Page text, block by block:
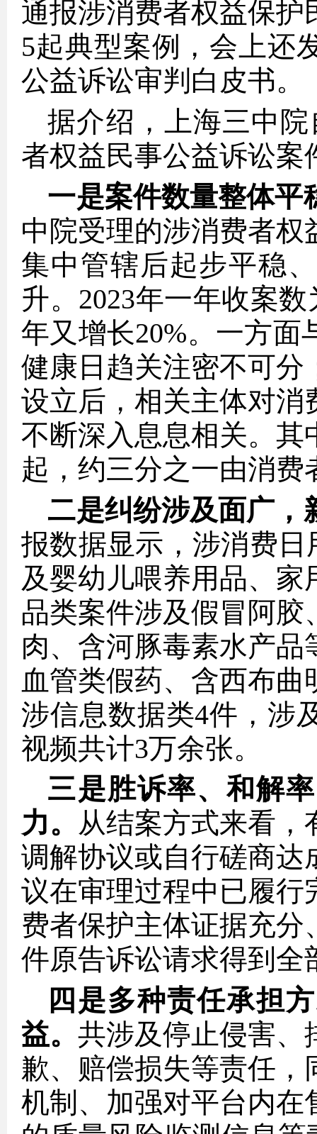
通报涉消费者权益保
5起典型案例，会上还
公益诉讼审判白皮书。
据介绍，上海三中
者权益民事公益诉讼
一是案件数量整体平
中院受理的涉消费者
集中管辖后起步平稳
升。2023年一年收案
年又增长20%。一方面
健康日趋关注密不可分
设立后，相关主体对消
不断深入息息相关。其
起，约三分之一由消
二是纠纷涉及面广，
报数据显示，涉消费日
及婴幼儿喂养用品、
品类案件涉及假冒阿
肉、含河豚毒素水产
血管类假药、含西布
涉信息数据类4件，涉
视频共计3万余张。
三是胜诉率、和解
力。 从结案方式来看，
调解协议或自行磋商达
议在审理过程中已履行
费者保护主体证据充
件原告诉讼请求得到全
四是多种责任承担
益。 共涉及停止侵害、
歉、赔偿损失等责任
机制、加强对平台内在